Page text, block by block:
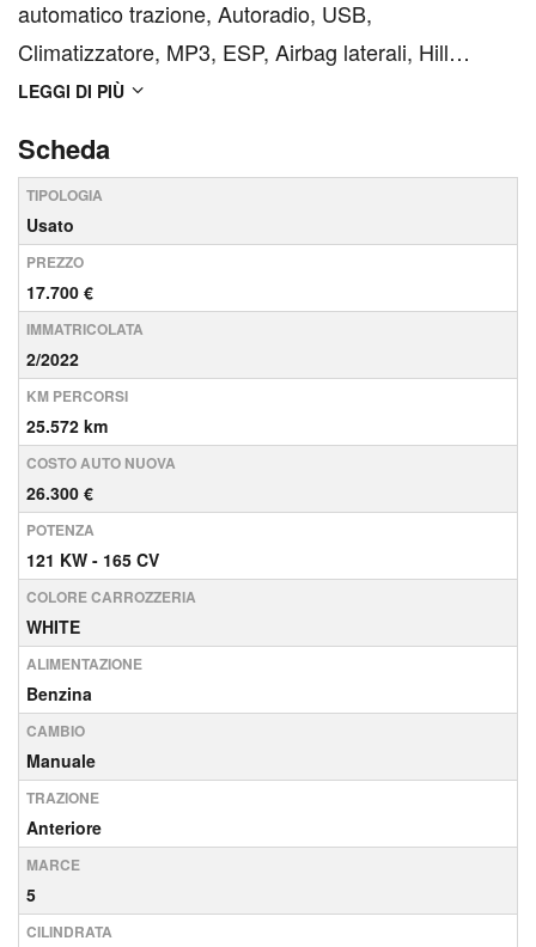
prevede accessori tra cui: ABS, Ai...
automatico trazione, Autoradio, USB,
Climatizzatore, MP3, ESP, Airbag laterali, Hill
Holder, Fari LED, Luci diurne LED, Bluetooth,
volante, Sistema di controllo pressione pneumatici,
Airbag conducente, Specchi...
LEGGI DI PIÙ
Scheda
TIPOLOGIA
Usato
PREZZO
17.700 €
IMMATRICOLATA
2/2022
KM PERCORSI
25.572 km
COSTO AUTO NUOVA
26.300 €
POTENZA
121 KW - 165 CV
COLORE CARROZZERIA
WHITE
ALIMENTAZIONE
Benzina
CAMBIO
Manuale
TRAZIONE
Anteriore
MARCE
5
CILINDRATA